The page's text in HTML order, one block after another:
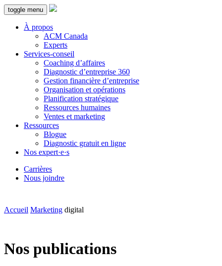
toggle menu
À propos
ACM Canada
Experts
Services-conseil
Coaching d’affaires
Diagnostic d’entreprise 360
Gestion financière d’entreprise
Organisation et opérations
Planification stratégique
Ressources humaines
Ventes et marketing
Ressources
Blogue
Diagnostic gratuit en ligne
Nos expert·e·s
Carrières
Nous joindre
Accueil Marketing digital
Nos publications